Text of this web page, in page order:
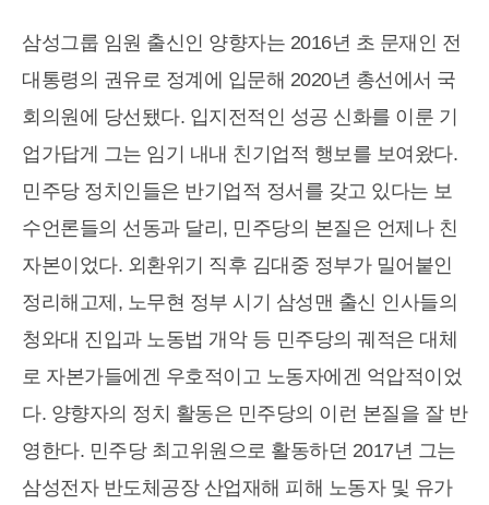
삼성그룹 임원 출신인 양향자는 2016년 초 문재인 전
대통령의 권유로 정계에 입문해 2020년 총선에서 국
회의원에 당선됐다. 입지전적인 성공 신화를 이룬 기
업가답게 그는 임기 내내 친기업적 행보를 보여왔다.
민주당 정치인들은 반기업적 정서를 갖고 있다는 보
수언론들의 선동과 달리, 민주당의 본질은 언제나 친
자본이었다. 외환위기 직후 김대중 정부가 밀어붙인
정리해고제, 노무현 정부 시기 삼성맨 출신 인사들의
청와대 진입과 노동법 개악 등 민주당의 궤적은 대체
로 자본가들에겐 우호적이고 노동자에겐 억압적이었
다. 양향자의 정치 활동은 민주당의 이런 본질을 잘 반
영한다. 민주당 최고위원으로 활동하던 2017년 그는
삼성전자 반도체공장 산업재해 피해 노동자 및 유가